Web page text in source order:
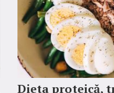
Dieta proteică,